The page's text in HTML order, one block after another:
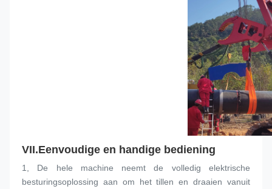
VII.Eenvoudige en handige bediening
1, De hele machine neemt de volledig elektrische
besturingsoplossing aan om het tillen en draaien vanuit